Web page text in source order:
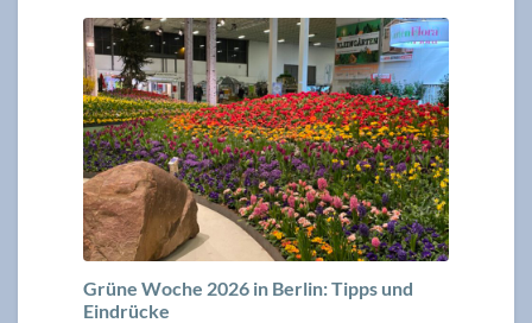
Grüne Woche 2026 in Berlin: Tipps und
Eindrücke